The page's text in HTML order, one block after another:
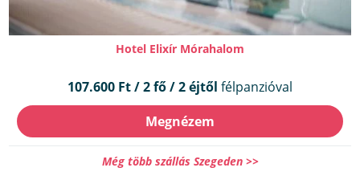
Hotel Elixír Mórahalom
107.600 Ft / 2 fő / 2 éjtől félpanzióval
Megnézem
Még több szállás Szegeden >>